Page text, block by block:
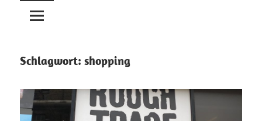
Schlagwort: shopping